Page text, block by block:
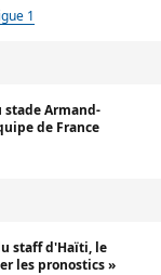
1
stade Armand-
de France
staff d'Haïti, le
les pronostics »